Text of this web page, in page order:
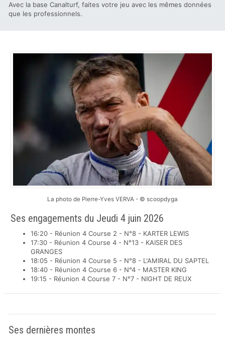
Avec la base Canalturf, faites votre jeu avec les mêmes données
que les professionnels.
La photo de Pierre-Yves VERVA - © scoopdyga
Ses engagements du Jeudi 4 juin 2026
16:20 - Réunion 4 Course 2 - N°8 - KARTER LEWIS
17:30 - Réunion 4 Course 4 - N°13 - KAISER DES
GRANGES
18:05 - Réunion 4 Course 5 - N°8 - L'AMIRAL DU SAPTEL
18:40 - Réunion 4 Course 6 - N°4 - MASTER KING
19:15 - Réunion 4 Course 7 - N°7 - NIGHT DE REUX
Ses dernières montes